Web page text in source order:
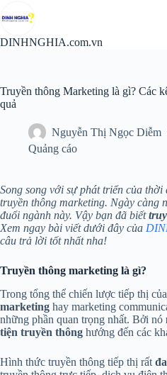
đến
nội
DINHNGHIA.com.vn
Truyền thông Marketing là gì? Các
quả
Nguyễn Thị Ngọc Diễm
Quảng cáo
Song song với sự phát triển của
truyền thông marketing. Ngày càng
đuổi ngành này. Vậy bạn đã biết
Xem ngay bài viết dưới đây của
câu trả lời tốt nhất nha!
Truyền thông marketing là gì?
Trong tổng thể chiến lược tiếp thị
marketing hay marketing
những phần quan trọng nhất. Bởi nó
tiện truyền thông hướng đến các
Hình thức truyền thông tiếp thị rất